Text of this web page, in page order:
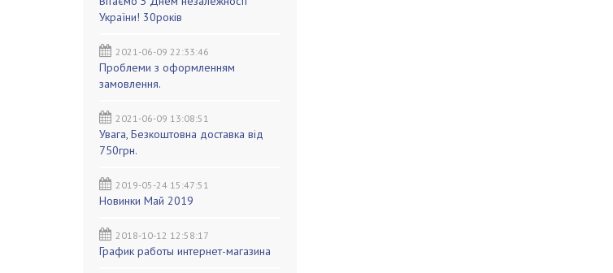
України! 30років
2021-06-09 22:33:46
Проблеми з оформленням
замовлення.
2021-06-09 13:08:51
Увага, Безкоштовна доставка від
750грн.
2019-05-24 15:47:51
Новинки Май 2019
2018-10-12 12:58:17
График работы интернет-магазина